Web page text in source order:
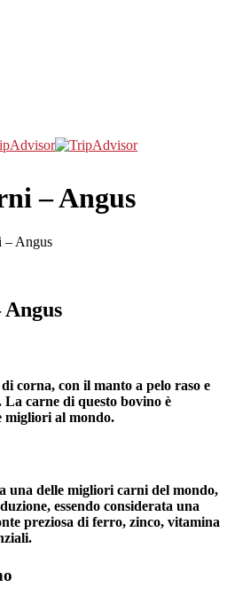
– Angus
– Angus
corna, con il manto a pelo raso e
La carne di questo bovino è
migliori al mondo.
una delle migliori carni del mondo,
essendo considerata una
preziosa di ferro, zinco, vitamina